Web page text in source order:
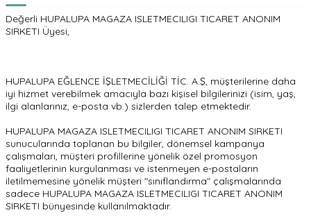
Değerli HUPALUPA MAGAZA ISLETMECILIGI TICARET ANONIM
SIRKETI Üyesi,
HUPALUPA EĞLENCE İŞLETMECİLİĞİ TİC. A.Ş, müşterilerine daha
iyi hizmet verebilmek amacıyla bazı kişisel bilgilerinizi (isim, yaş,
ilgi alanlarınız, e-posta vb.) sizlerden talep etmektedir.
HUPALUPA MAGAZA ISLETMECILIGI TICARET ANONIM SIRKETI
sunucularında toplanan bu bilgiler, dönemsel kampanya
çalışmaları, müşteri profillerine yönelik özel promosyon
faaliyetlerinin kurgulanması ve istenmeyen e-postaların
iletilmemesine yönelik müşteri "sınıflandırma" çalışmalarında
sadece HUPALUPA MAGAZA ISLETMECILIGI TICARET ANONIM
SIRKETI bünyesinde kullanılmaktadır.